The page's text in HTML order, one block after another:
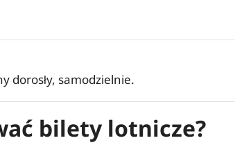
dorosły, samodzielnie.
bilety lotnicze?